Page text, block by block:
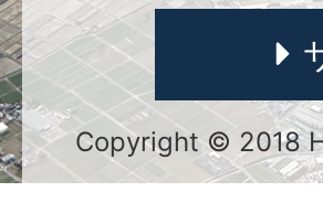
Copyright © 2018